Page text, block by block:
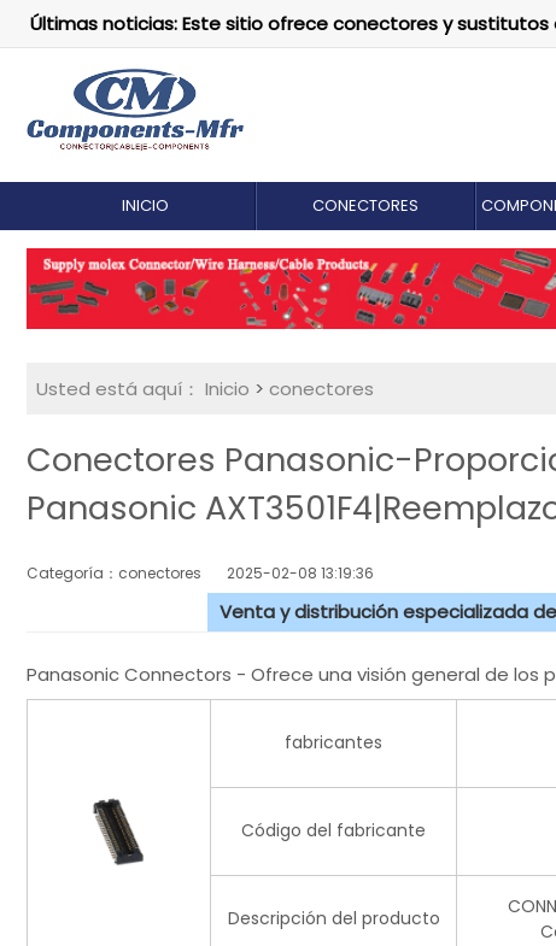
Últimas noticias: Este sitio ofrece conectores y
INICIO CONECTORES
Usted está aquí： Inicio > conectores
Conectores Panasonic-
Panasonic
Categoría：conectores 2025-02-08 13:19:36
Venta y distribución especializada
Panasonic Connectors - Ofrece una visión general de los
fabricantes
Código del fabricante
Descripción del producto